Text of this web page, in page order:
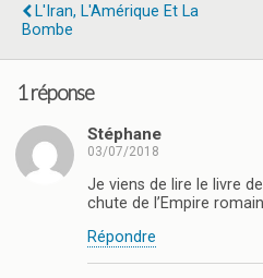
L'Iran, L'Amérique Et La
Bombe
1 réponse
Stéphane
03/07/2018
Je viens de lire le livre
chute de l’Empire
Répondre